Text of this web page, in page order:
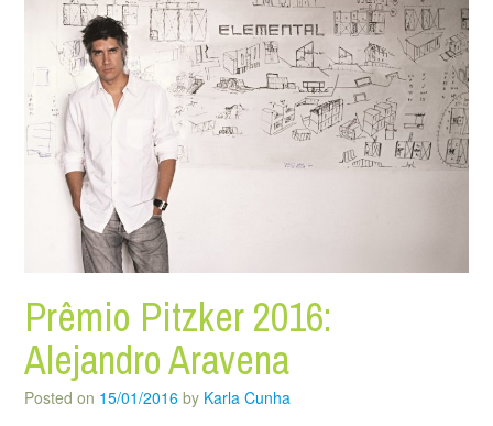
Prêmio Pitzker 2016:
Alejandro Aravena
Posted on 15/01/2016 by Karla Cunha